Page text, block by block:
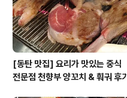
[동탄 맛집] 요리가 맛있는 중식
전문점 천향부 양꼬치 & 훠궈 후기